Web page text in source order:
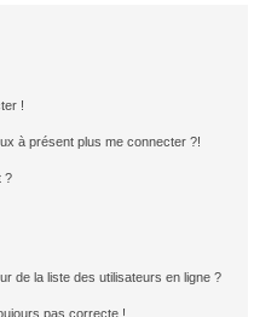
!
à présent plus me connecter ?!
?
de la liste des utilisateurs en ligne ?
pas correcte !